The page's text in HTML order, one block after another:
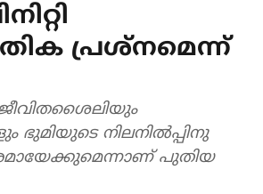
പ്രശ്‌നമെന്ന്
ഭുമിയുടെ നിലനില്‍പ്പിനു
പുതിയ